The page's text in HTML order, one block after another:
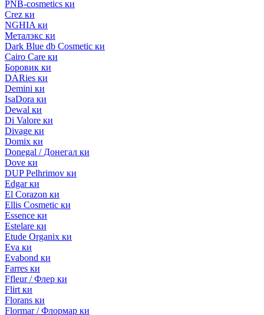
PNB-cosmetics ки
Crez ки
NGHIA ки
Металэкс ки
Dark Blue db Cosmetic ки
Cairo Care ки
Боровик ки
DARies ки
Demini ки
IsaDora ки
Dewal ки
Di Valore ки
Divage ки
Domix ки
Donegal / Донегал ки
Dove ки
DUP Pelhrimov ки
Edgar ки
El Corazon ки
Ellis Cosmetic ки
Essence ки
Estelare ки
Etude Organix ки
Eva ки
Evabond ки
Farres ки
Ffleur / Флер ки
Flirt ки
Florans ки
Flormar / Флормар ки